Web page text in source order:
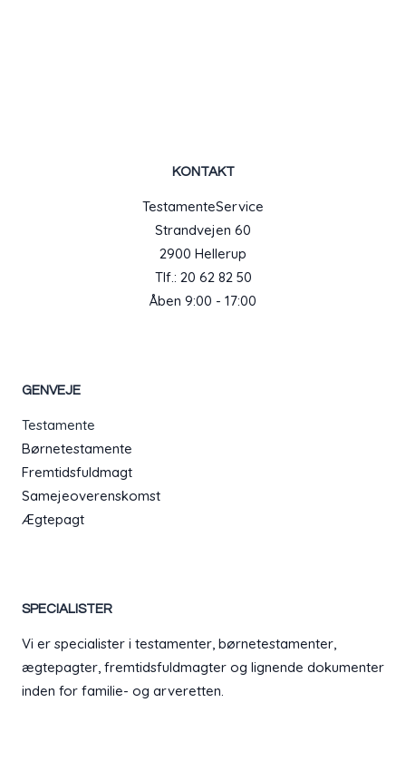
KONTAKT
TestamenteService
Strandvejen 60
2900 Hellerup
Tlf.: 20 62 82 50
Åben 9:00 - 17:00
GENVEJE
Testamente
Børnetestamente
Fremtidsfuldmagt
Samejeoverenskomst
Ægtepagt
SPECIALISTER
Vi er specialister i testamenter, børnetestamenter,
ægtepagter, fremtidsfuldmagter og lignende dokumenter
inden for familie- og arveretten.